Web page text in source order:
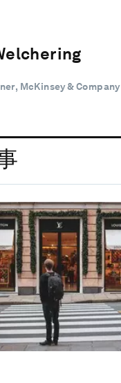
McKinsey & Company